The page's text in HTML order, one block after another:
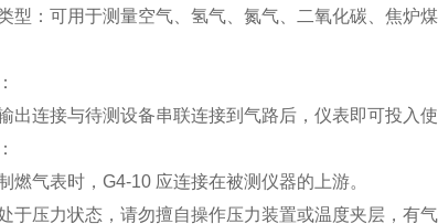
型：可用于测量空气、氢气、氮气、二氧化碳、焦炉
出连接与待测设备串联连接到气路后，仪表即可投入
燃气表时，G4-10 应连接在被测仪器的上游。
于压力状态，请勿擅自操作压力装置或温度夹层，有气